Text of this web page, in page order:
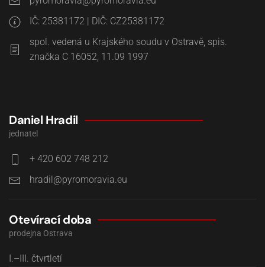
IČ: 25381172 | DIČ: CZ25381172
spol. vedená u Krajského soudu v Ostravě, spis.
značka C 16052, 11.09 1997
Daniel Hradil
jednatel
+ 420 602 748 212
Otevírací doba
prodejna Ostrava
I.–III. čtvrtletí